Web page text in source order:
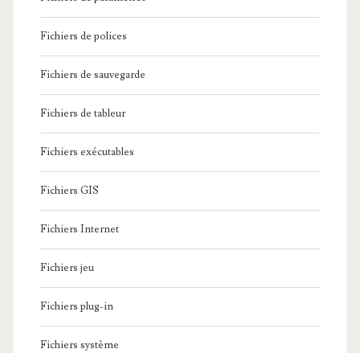
Fichiers de polices
Fichiers de sauvegarde
Fichiers de tableur
Fichiers exécutables
Fichiers GIS
Fichiers Internet
Fichiers jeu
Fichiers plug-in
Fichiers système